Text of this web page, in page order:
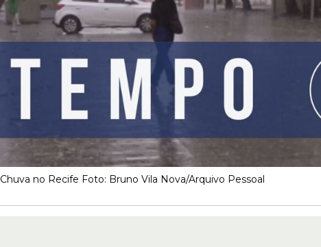
Chuva no Recife Foto: Bruno Vila Nova/Arquivo Pessoal